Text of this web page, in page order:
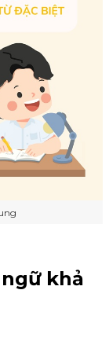
khả